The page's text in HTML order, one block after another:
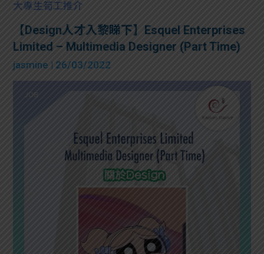
大專生筍工推介
【Design人才入黎睇下】Esquel Enterprises
Limited – Multimedia Designer (Part Time)
jasmine | 26/03/2022